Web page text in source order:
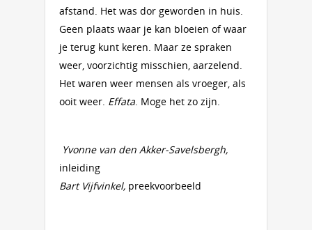
afstand. Het was dor geworden in huis.
Geen plaats waar je kan bloeien of waar
je terug kunt keren. Maar ze spraken
weer, voorzichtig misschien, aarzelend.
Het waren weer mensen als vroeger, als
ooit weer. Effata. Moge het zo zijn.
Yvonne van den Akker-Savelsbergh,
inleiding
Bart Vijfvinkel, preekvoorbeeld